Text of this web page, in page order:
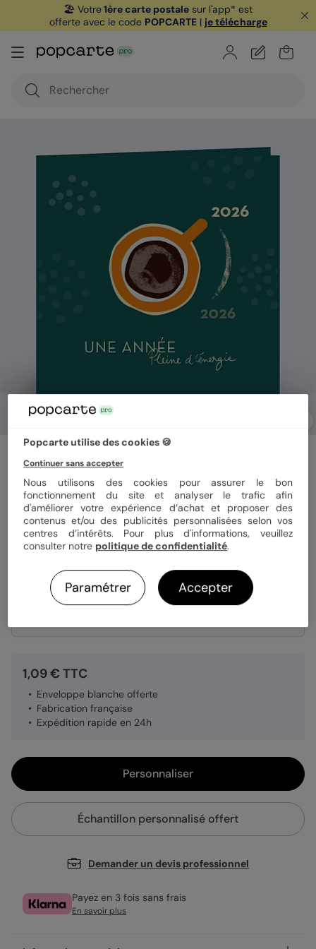
🏖️ Votre1ère carte postale sur l'app* est
offerte avec le code POPCARTE| je télécharge
Carte de vœux entreprise
Année Pleine d'Énergie
Format 14x14 cm plié
Papier Papier Satiné
1,09 € TTC
Enveloppe blanche offerte
Fabrication française
Expédition rapide en 24h
Personnaliser
Échantillon personnalisé offert
Demander un devis professionnel
Payez en 3 fois sans frais
En savoir plus
Popcarte utilise des cookies 🍪
Continuer sans accepter
Nous utilisons des cookies pour assurer le bon
fonctionnement du site et analyser le trafic afin
d'améliorer votre expérience d’achat et proposer des
contenus et/ou des publicités personnalisées selon vos
centres d’intérêts. Pour plus d'informations, veuillez
consulter notre politique de confidentialité.
Paramétrer Accepter